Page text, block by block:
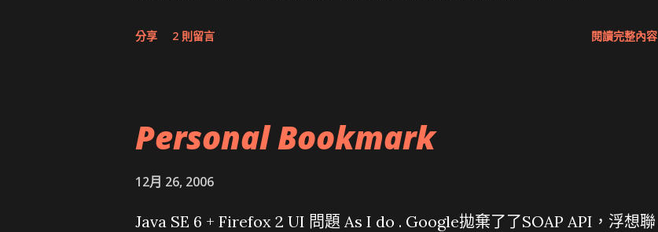
分享 2 則留言 閱讀完整內容
Personal Bookmark
12月 26, 2006
Java SE 6 + Firefox 2 UI 問題 As I do . Google拋棄了了SOAP API，浮想聯